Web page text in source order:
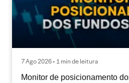
7 Ago 2026 • 1 min de leitura
Monitor de posicionamento